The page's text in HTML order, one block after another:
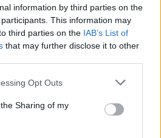
information by third parties on the
participants. This information may
third parties on the IAB’s List of
that may further disclose it to other
app uses one or more Google
usage behaviour. You may click to
Google and its third-party tags to
purposes in below Google
Opt Outs
Sharing of my
értesülj a friss hírekről a
Követem